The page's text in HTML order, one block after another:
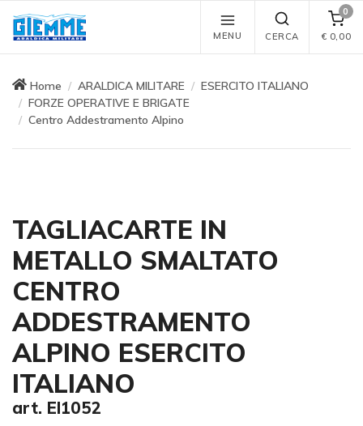
MENU CERCA
0
€ 0,00
Home ARALDICA MILITARE
ESERCITO ITALIANO
FORZE OPERATIVE E BRIGATE
Centro Addestramento Alpino
TAGLIACARTE IN
METALLO SMALTATO
CENTRO
ADDESTRAMENTO
ALPINO ESERCITO
ITALIANO
art. EI1052